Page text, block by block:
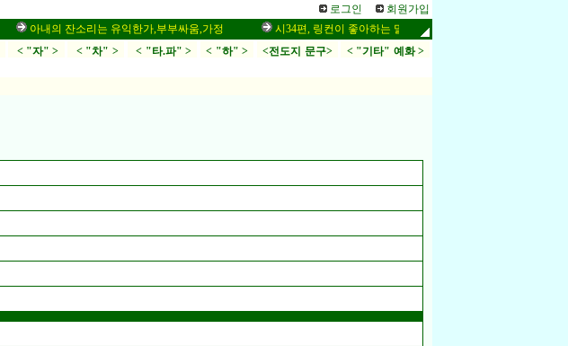
로그인 회원가입
아내의 잔소리는 유익한가,부부싸움,가정 시34편, 링컨이 좋아하는 말씀,응답,두려움
< "자" > < "차" > < "타.파" > < "하" > <전도지 문구>
< "기타" 예화 >